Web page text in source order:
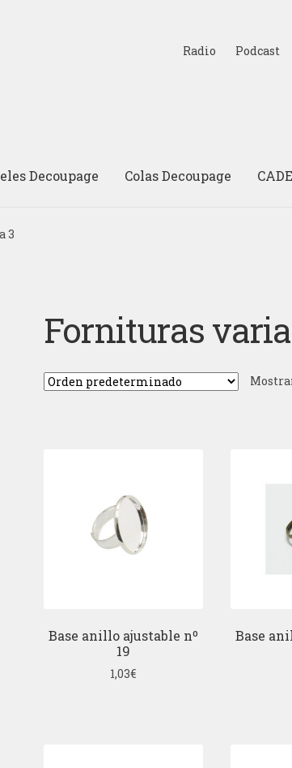
Radio Podcast
Decoupage Colas Decoupage
3
Fornituras
Base anillo ajustable nº
19
1,03€
Base